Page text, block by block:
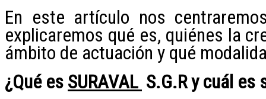
En este artículo nos
explicaremos qué es, quiénes la
ámbito de actuación y qué
¿Qué es SURAVAL S.G.R y cuál es